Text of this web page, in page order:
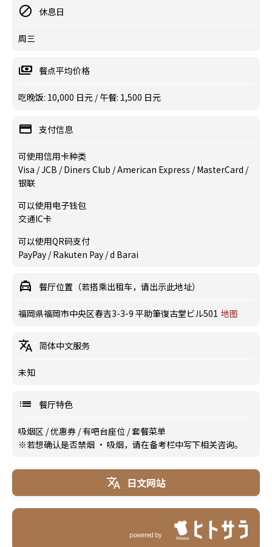
休息日
周三
餐点平均价格
吃晚饭: 10,000 日元 / 午餐: 1,500 日元
支付信息
可使用信用卡种类
Visa / JCB / Diners Club / American Express / MasterCard /
银联
可以使用电子钱包
交通IC卡
可以使用QR码支付
PayPay / Rakuten Pay / d Barai
餐厅位置（若搭乘出租车，请出示此地址）
福岡県福岡市中央区春吉3-3-9 平助筆復古堂ビル501 地图
简体中文服务
未知
餐厅特色
吸烟区 /优惠券 /有吧台座位 /套餐菜单
※若想确认是否禁烟 · 吸烟，请在备考栏中写下相关咨询。
日文网站
powered by